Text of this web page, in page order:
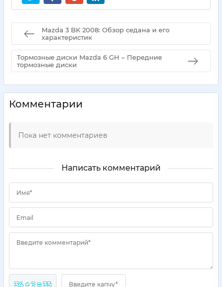
Mazda 3 BK 2008: Обзор седана и его
характеристик
Тормозные диски Mazda 6 GH – Передние
тормозные диски
Комментарии
Пока нет комментариев
Написать комментарий
Имя*
Email
Введите комментарий*
34 + ? = 35 Введите капчу*